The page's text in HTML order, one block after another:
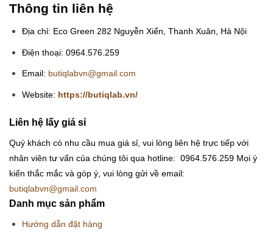
Thông tin liên hệ
Địa chỉ: Eco Green 282 Nguyễn Xiển, Thanh Xuân, Hà Nội
Điện thoại: 0964.576.259
Email: butiqlabvn@gmail.com
Website: https://butiqlab.vn/
Liên hệ lấy giá sỉ
Quý khách có nhu cầu mua giá sỉ, vui lòng liên hệ trực tiếp với
nhân viên tư vấn của chúng tôi qua hotline: 0964.576.259 Mọi ý
kiến thắc mắc và góp ý, vui lòng gửi về email:
butiqlabvn@gmail.com
Danh mục sản phẩm
Hướng dẫn đặt hàng